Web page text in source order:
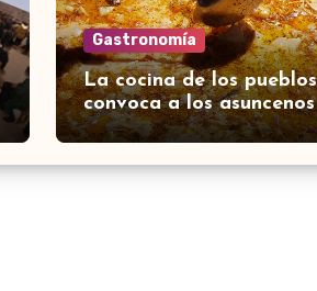
Gastronomía
La cocina de los pueblos
convoca a los asuncenos